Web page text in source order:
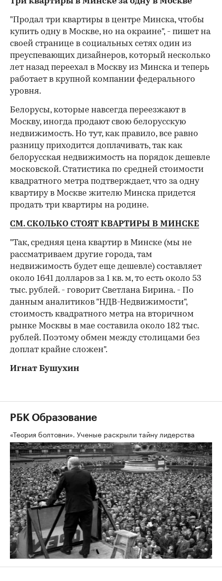
"Продал три квартиры в центре Минска, чтобы
купить одну в Москве, но на окраине", - пишет на
своей странице в социальных сетях один из
преуспевающих дизайнеров, который несколько
лет назад переехал в Москву из Минска и теперь
работает в крупной компании федерального
уровня.
Белорусы, которые навсегда переезжают в
Москву, иногда продают свою белорусскую
недвижимость. Но тут, как правило, все равно
разницу приходится доплачивать, так как
белорусская недвижимость на порядок дешевле
московской. Статистика по средней стоимости
квадратного метра подтверждает, что за одну
квартиру в Москве жителю Минска придется
продать три квартиры на родине.
СМ. СКОЛЬКО СТОЯТ КВАРТИРЫ В МИНСКЕ
"Так, средняя цена квартир в Минске (мы не
рассматриваем другие города, там
недвижимость будет еще дешевле) составляет
около 1641 долларов за 1 кв. м, то есть около 53
тыс. рублей. - говорит Светлана Бирина. - По
данным аналитиков "НДВ-Недвижимости",
стоимость квадратного метра на вторичном
рынке Москвы в мае составила около 182 тыс.
рублей. Поэтому обмен между столицами без
доплат крайне сложен".
Игнат Бушухин
РБК Образование
«Теория болтовни». Ученые раскрыли тайну лидерства